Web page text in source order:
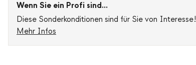
Wenn Sie ein Profi sind...
Diese Sonderkonditionen sind für Sie von Interesse!
Mehr Infos